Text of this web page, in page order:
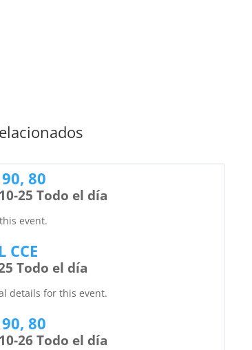
80
25 Todo el día
event.
CCE
Todo el día
details for this event.
80
26 Todo el día